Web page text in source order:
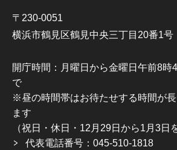
〒230-0051
横浜市鶴見区鶴見中央三丁目20番1号
開庁時間：月曜日から金曜日午前8時
で
※昼の時間帯はお待たせする時間が
ます
（祝日・休日・12月29日から1月3日
代表電話番号：045-510-1818